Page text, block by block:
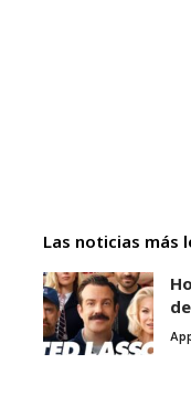
Las noticias más